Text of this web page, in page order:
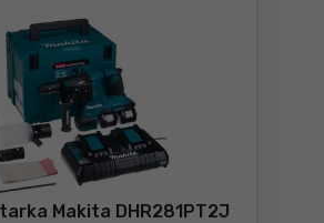
Makita DHR281PT2J